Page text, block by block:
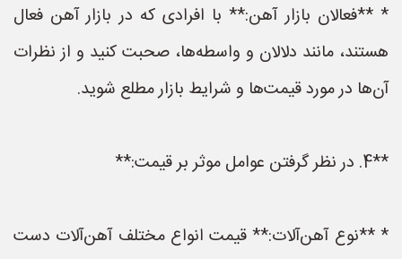
* **فعالان بازار آهن:** با افرادی که در بازار آهن فعال
هستند، مانند دلالان و واسطه‌ها، صحبت کنید و از نظرات
آن‌ها در مورد قیمت‌ها و شرایط بازار مطلع شوید.
**4. در نظر گرفتن عوامل موثر بر قیمت:**
* **نوع آهن‌آلات:** قیمت انواع مختلف آهن‌آلات دست